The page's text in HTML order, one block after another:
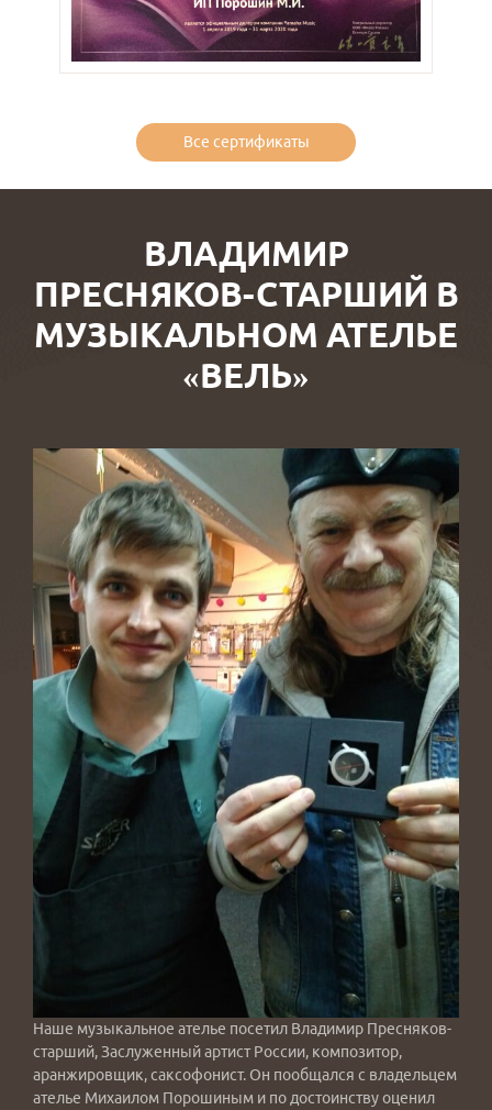
Все сертификаты
ВЛАДИМИР
ПРЕСНЯКОВ-СТАРШИЙ В
МУЗЫКАЛЬНОМ АТЕЛЬЕ
«ВЕЛЬ»
Наше музыкальное ателье посетил Владимир Пресняков-
старший, Заслуженный артист России, композитор,
аранжировщик, саксофонист. Он пообщался с владельцем
ателье Михаилом Порошиным и по достоинству оценил